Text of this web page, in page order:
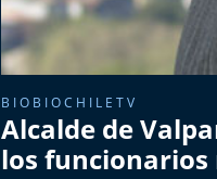
BIOBIOCHILETV
Alcalde de
los